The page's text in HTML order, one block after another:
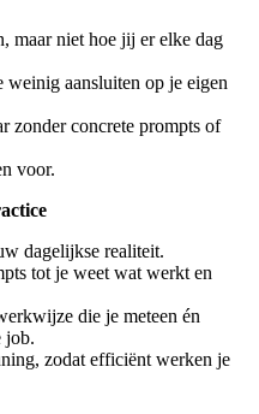
maar niet hoe jij er elke dag
weinig aansluiten op je eigen
zonder concrete prompts of
voor.
dagelijkse realiteit.
tot je weet wat werkt en
die je meteen én
job.
zodat efficiënt werken je